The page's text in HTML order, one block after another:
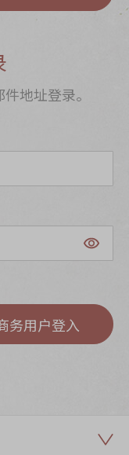
地址登录。
务用户登入